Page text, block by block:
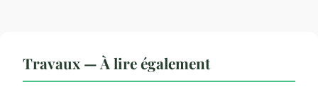
Travaux — À lire également